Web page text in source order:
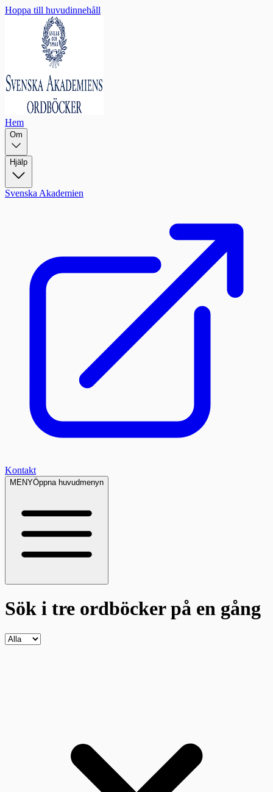
Hoppa till huvudinnehåll
Hem
Om
Hjälp
Svenska Akademien
Kontakt
MENYÖppna huvudmenyn
Sök i tre ordböckerpå en gång